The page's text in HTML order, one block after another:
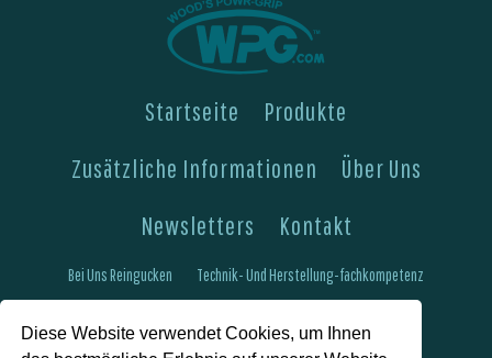
Diese Website verwendet Cookies, um Ihnen
Startseite
Produkte
Zusätzliche Informationen
Über Uns
Newsletters
Kontakt
Bei Uns Reingucken Technik- Und Herstellung-fachkompetenz